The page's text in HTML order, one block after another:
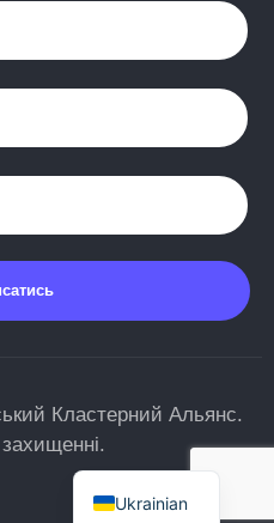
Кластерний Альянс.
Ukrainian